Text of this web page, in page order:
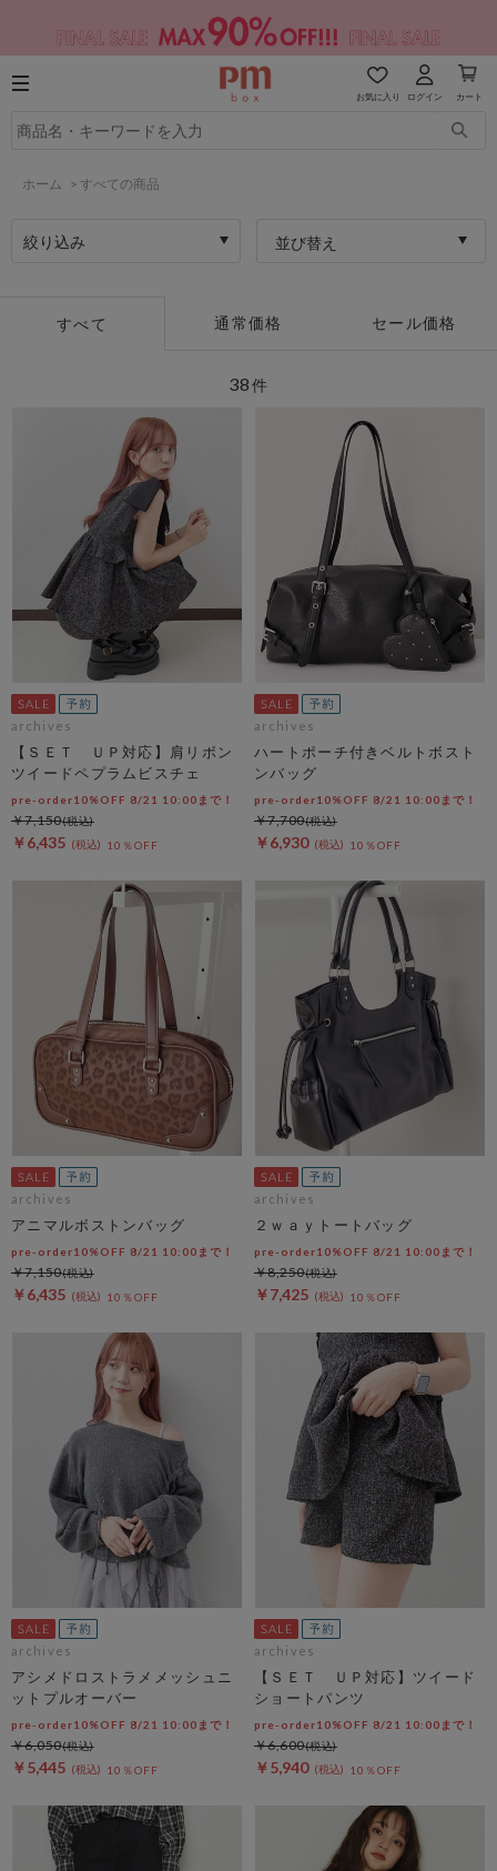
お気に入り ログイン カート
ホーム > すべての商品
絞り込み 並び替え
すべて 通常価格 セール価格
38件
archives
【ＳＥＴ ＵＰ対応】肩リボン
ツイードペプラムビスチェ
pre-order10%OFF 8/21 10:00まで！
￥6,435 10％OFF
￥7,150
archives
ハートポーチ付きベルトボスト
ンバッグ
pre-order10%OFF 8/21 10:00まで！
￥6,930 10％OFF
￥7,700
archives
アニマルボストンバッグ
pre-order10%OFF 8/21 10:00まで！
￥6,435 10％OFF
￥7,150
archives
２ｗａｙトートバッグ
pre-order10%OFF 8/21 10:00まで！
￥7,425 10％OFF
￥8,250
archives
アシメドロストラメメッシュニ
ットプルオーバー
pre-order10%OFF 8/21 10:00まで！
￥5,445 10％OFF
￥6,050
archives
【ＳＥＴ ＵＰ対応】ツイード
ショートパンツ
pre-order10%OFF 8/21 10:00まで！
￥5,940 10％OFF
￥6,600